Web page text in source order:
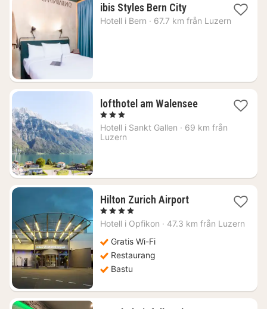
ibis Styles Bern City1
natt
Hotell i Bern · 67.7 km från Luzern
lofthotel am Walensee1
från
, 3 Stjärnor
Hotell i Sankt Gallen · 69 km från
Luzern
Hilton Zurich Airport1
från
, 4 Stjärnor
Hotell i Opfikon · 47.3 km från Luzern
Gratis Wi-Fi
Restaurang
Bastu